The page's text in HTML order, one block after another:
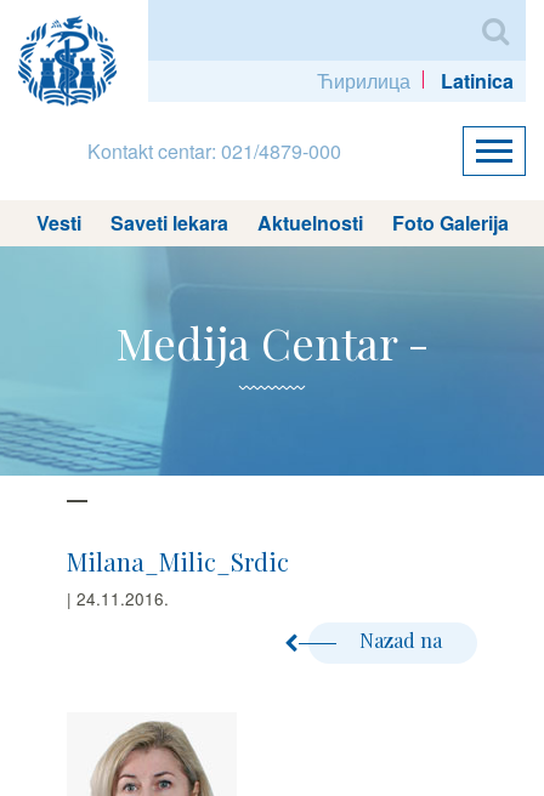
Ћирилица Latinica
Kontakt centar: 021/4879-000
Vesti Saveti lekara Aktuelnosti Foto Galerija
Medija Centar -
Milana_Milic_Srdic
| 24.11.2016.
Nazad na